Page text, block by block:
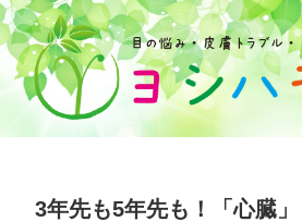
3年先も5年先も！「心臓」